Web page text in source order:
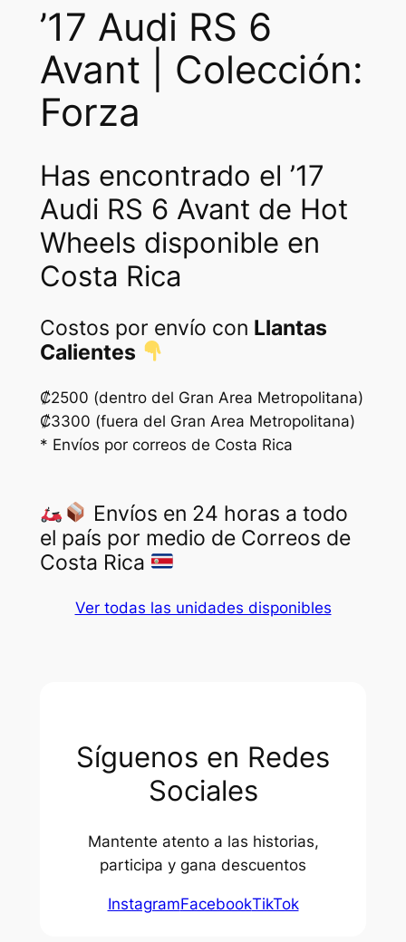
6
a
n
t
a
n
t
i
d
d
’17 Audi RS 6
Avant | Colección:
Forza
Has encontrado el ’17
Audi RS 6 Avant de Hot
Wheels disponible en
Costa Rica
Costos por envío con Llantas
Calientes
₡2500 (dentro del Gran Area Metropolitana)
₡3300 (fuera del Gran Area Metropolitana)
* Envíos por correos de Costa Rica
Envíos en 24 horas a todo
el país por medio de Correos de
Costa Rica
Ver todas las unidades disponibles
Síguenos en Redes
Sociales
Mantente atento a las historias,
participa y gana descuentos
InstagramFacebookTikTok